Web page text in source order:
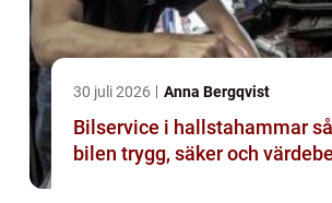
30 juli 2026 Anna Bergqvist
Bilservice i hallstahammar så håller du
bilen trygg, säker och